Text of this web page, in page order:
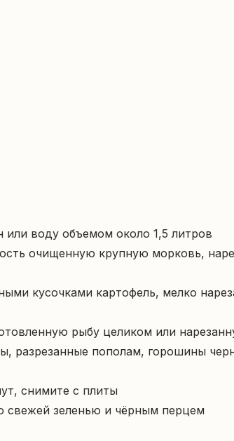
или воду объемом около 1,5 литров
очищенную крупную морковь,
кусочками картофель, мелко
рыбу целиком или
разрезанные пополам, горошины
снимите с плиты
свежей зеленью и чёрным перцем